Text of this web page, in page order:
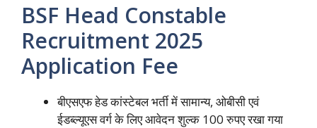
BSF Head Constable
Recruitment 2025
Application Fee
बीएसएफ हेड कांस्टेबल भर्ती में सामान्य, ओबीसी एवं
ईडब्ल्यूएस वर्ग के लिए आवेदन शुल्क 100 रुपए रखा गया